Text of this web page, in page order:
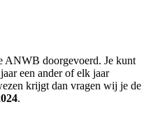
ANWB doorgevoerd. Je kunt
een ander of elk jaar
krijgt dan vragen wij je de
.